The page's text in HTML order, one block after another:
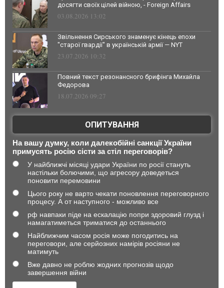
досягти своїх цілей війною, - Foreign Affairs
03.08.2026 13:02
Звільнення Сирського знаменує кінець епохи
"старої гвардії" в українській армії — NYT
23.07.2026 10:32
Повний текст резонансного брифінга Михайла
Федорова
18.07.2026 09:27
ОПИТУВАННЯ
На вашу думку, коли далекобійні санкції України
примусять росію сісти за стіл переговорів?
У найближчі місяці удари України по росії стануть
настільки болючими, що агресору доведеться
поновити перемовини
Цього року не варто чекати поновлення переговорного
процесу. А от наступного - можливо все
рф навпаки піде на ескалацію попри здоровий глузд і
намагатиметься триматися до останнього
Найближчим часом росія може погодитись на
переговори, але серйозних намірів росіяни не
матимуть
Вже давно не роблю жодних прогнозів щодо
завершення війни